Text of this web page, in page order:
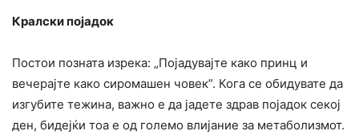
Кралски појадок
Постои позната изрека: „Појадувајте како принц и
вечерајте како сиромашен човек”. Кога се обидувате да
изгубите тежина, важно е да јадете здрав појадок секој
ден, бидејќи тоа e од големо влијание за метаболизмот.